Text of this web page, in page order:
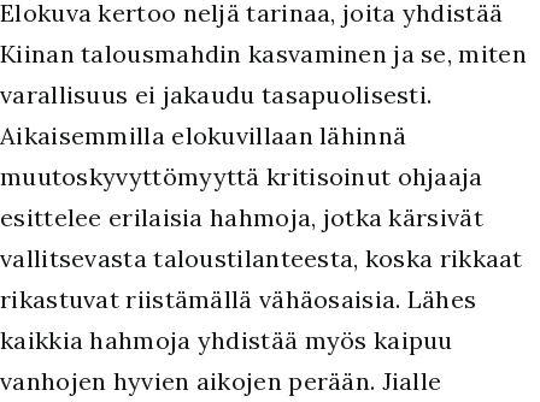
Elokuva kertoo neljä tarinaa, joita yhdistää
Kiinan talousmahdin kasvaminen ja se, miten
varallisuus ei jakaudu tasapuolisesti.
Aikaisemmilla elokuvillaan lähinnä
muutoskyvyttömyyttä kritisoinut ohjaaja
esittelee erilaisia hahmoja, jotka kärsivät
vallitsevasta taloustilanteesta, koska rikkaat
rikastuvat riistämällä vähäosaisia. Lähes
kaikkia hahmoja yhdistää myös kaipuu
vanhojen hyvien aikojen perään. Jialle